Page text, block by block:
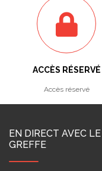
ACCÈS RÉSERVÉ
Accès réservé
EN DIRECT AVEC LE
GREFFE